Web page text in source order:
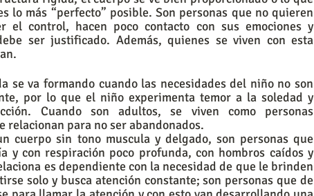
lo más “perfecto” posible. Son personas que no quieren
control, hacen poco contacto con sus emociones y
ser justificado. Además, quienes se viven con esta
se va formando cuando las necesidades del niño no son
por lo que el niño experimenta temor a la soledad y
Cuando son adultos, se viven como personas
relacionan para no ser abandonados.
cuerpo sin tono muscula y delgado, son personas que
y con respiración poco profunda, con hombros caídos y
es dependiente con la necesidad de que le brinden
solo y busca atención constante; son personas que de